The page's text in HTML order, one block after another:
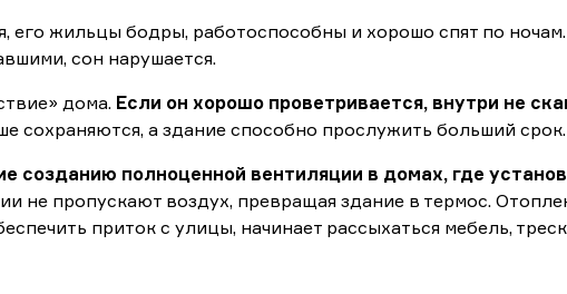
его жильцы бодры, работоспособны и хорошо спят по
сон нарушается.
дома. Если он хорошо проветривается, внутри не
сохраняются, а здание способно прослужить больший срок.
созданию полноценной вентиляции в домах, где
не пропускают воздух, превращая здание в термос.
приток с улицы, начинает рассыхаться мебель,